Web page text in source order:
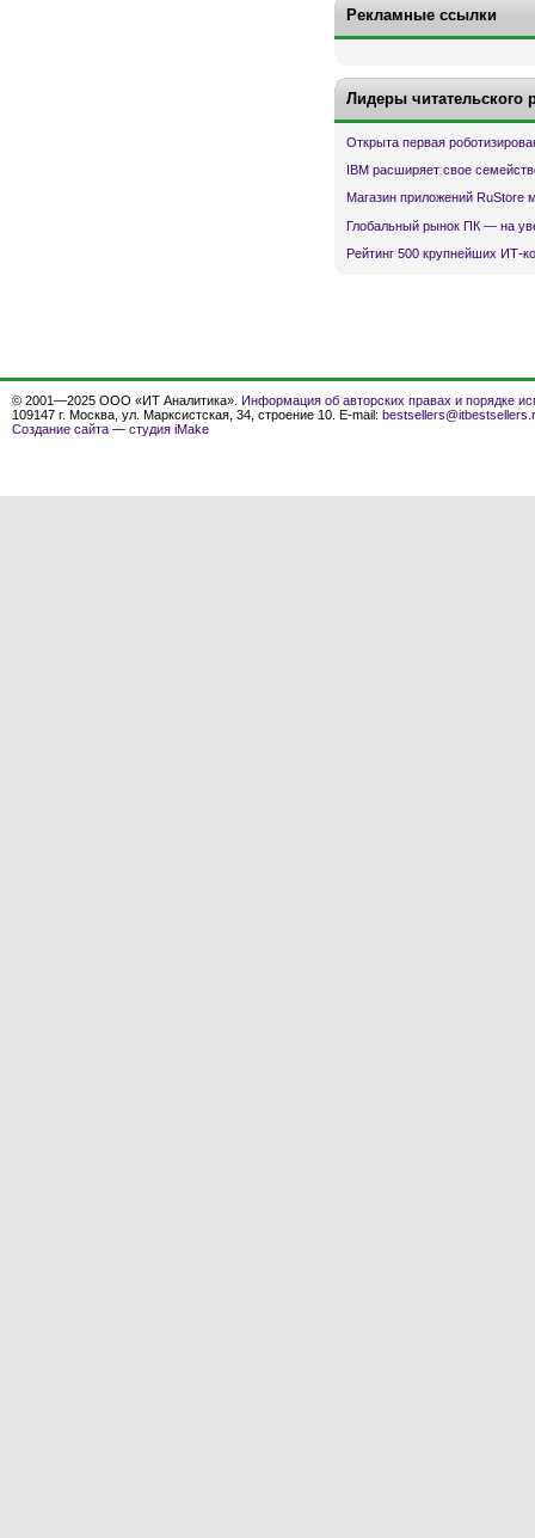
Рекламные ссылки
Лидеры читательского
Открыта первая
IBM расширяет свое
Магазин приложений RuStore
Глобальный рынок ПК — на
Рейтинг 500 крупнейших ИТ-
© 2001—2025 ООО «ИТ Аналитика». Информация об авторских правах и порядке
109147 г. Москва, ул. Марксистская, 34, строение 10. E-mail:
Создание сайта — студия iMake